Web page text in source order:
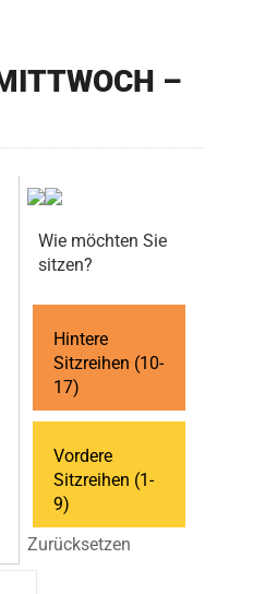
–
Wie möchten Sie
sitzen?
Hintere
Sitzreihen (10-
17)
Vordere
Sitzreihen (1-
9)
Zurücksetzen